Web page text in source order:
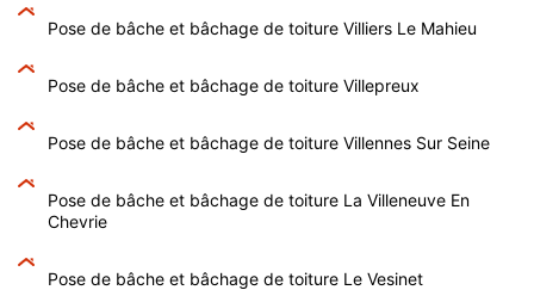
Pose de bâche et bâchage de toiture Villiers Le Mahieu
Pose de bâche et bâchage de toiture Villepreux
Pose de bâche et bâchage de toiture Villennes Sur Seine
Pose de bâche et bâchage de toiture La Villeneuve En
Chevrie
Pose de bâche et bâchage de toiture Le Vesinet